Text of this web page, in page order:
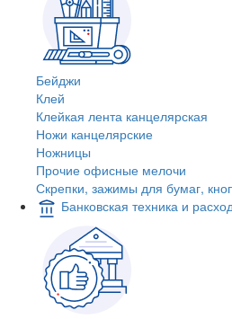
Бейджи
Клей
Клейкая лента канцелярская
Ножи канцелярские
Ножницы
Прочие офисные мелочи
Скрепки, зажимы для бумаг,
Банковская техника и